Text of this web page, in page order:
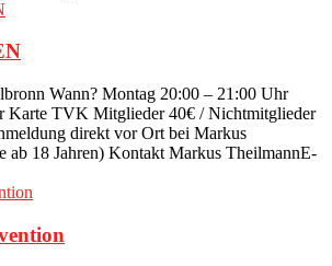
Wann? Montag 20:00 – 21:00 Uhr
Karte TVK Mitglieder 40€ / Nichtmitglieder
direkt vor Ort bei Markus
ab 18 Jahren) Kontakt Markus TheilmannE-